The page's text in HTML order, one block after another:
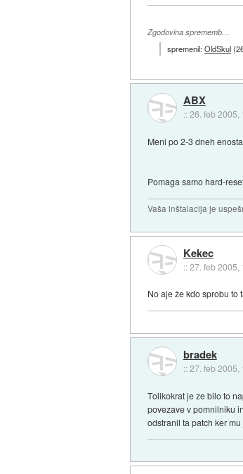
Zgodovina sprememb…
spremenil:OldSkul(
ABX
::26. feb 2005,
Meni po 2-3 dneh
Pomaga samo hard-
Vaša inštalacija je
Kekec
::27. feb 2005,
No aje že kdo sprobu to
bradek
::27. feb 2005,
Tolikokrat je ze bilo to
povezave v pomnilniku
odstranil ta patch ker